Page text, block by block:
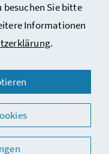
besuchen Sie bitte
Informationen
.
Gesundheit,